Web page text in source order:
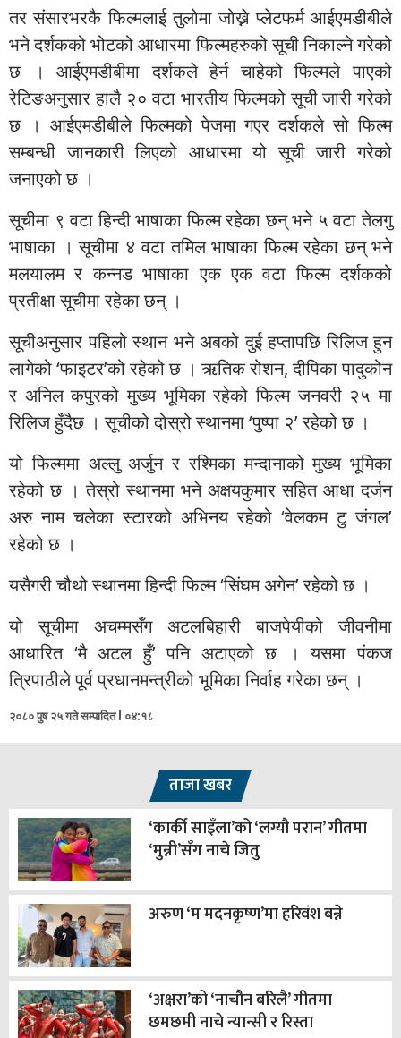
तर संसारभरकै फिल्मलाई तुलोमा जोख्ने प्लेटफर्म आईएमडीबीले
भने दर्शकको भोटको आधारमा फिल्महरुको सूची निकाल्ने गरेको
छ । आईएमडीबीमा दर्शकले हेर्न चाहेको फिल्मले पाएको
रेटिङअनुसार हालै २० वटा भारतीय फिल्मको सूची जारी गरेको
छ । आईएमडीबीले फिल्मको पेजमा गएर दर्शकले सो फिल्म
सम्बन्धी जानकारी लिएको आधारमा यो सूची जारी गरेको
जनाएको छ ।
सूचीमा ९ वटा हिन्दी भाषाका फिल्म रहेका छन् भने ५ वटा तेलगु
भाषाका । सूचीमा ४ वटा तमिल भाषाका फिल्म रहेका छन् भने
मलयालम र कन्नड भाषाका एक एक वटा फिल्म दर्शकको
प्रतीक्षा सूचीमा रहेका छन् ।
सूचीअनुसार पहिलो स्थान भने अबको दुई हप्तापछि रिलिज हुन
लागेको ‘फाइटर’को रहेको छ । ऋतिक रोशन, दीपिका पादुकोन
र अनिल कपुरको मुख्य भूमिका रहेको फिल्म जनवरी २५ मा
रिलिज हुँदैछ । सूचीको दोस्रो स्थानमा ‘पुष्पा २’ रहेको छ ।
यो फिल्ममा अल्लु अर्जुन र रश्मिका मन्दानाको मुख्य भूमिका
रहेको छ । तेस्रो स्थानमा भने अक्षयकुमार सहित आधा दर्जन
अरु नाम चलेका स्टारको अभिनय रहेको ‘वेलकम टु जंगल’
रहेको छ ।
यसैगरी चौथो स्थानमा हिन्दी फिल्म ‘सिंघम अगेन’ रहेको छ ।
यो सूचीमा अचम्मसँग अटलबिहारी बाजपेयीको जीवनीमा
आधारित ‘मै अटल हुँ’ पनि अटाएको छ । यसमा पंकज
त्रिपाठीले पूर्व प्रधानमन्त्रीको भूमिका निर्वाह गरेका छन् ।
२०८० पुष २५ गते सम्पादित l ०४:१८
ताजा खबर
‘कार्की साइँला’को ‘लग्यौ परान’ गीतमा
‘मुन्नी’सँग नाचे जितु
अरुण ‘म मदनकृष्ण’मा हरिवंश बन्ने
‘अक्षरा’को ‘नाचौन बरिलै’ गीतमा
छमछमी नाचे न्यान्सी र रिस्ता